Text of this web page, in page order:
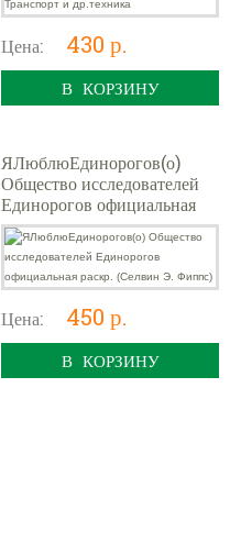
Цена: 430 р.
В КОРЗИНУ
ЯЛюблюЕдинорогов(о)
Общество исследователей
Единорогов официальная
раскр. (Селвин Э. Фиппс)
Цена: 450 р.
В КОРЗИНУ